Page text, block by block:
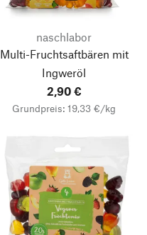
naschlabor
Multi-Fruchtsaftbären mit
Ingweröl
2,90 €
Grundpreis: 19,33 €/kg